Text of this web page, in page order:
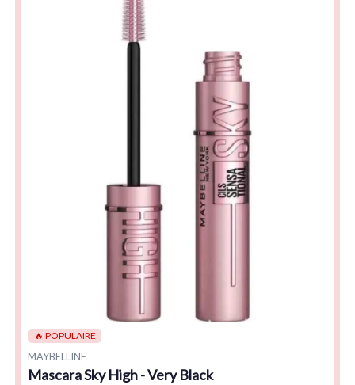
🔥 POPULAIRE
MAYBELLINE
Mascara Sky High - Very Black